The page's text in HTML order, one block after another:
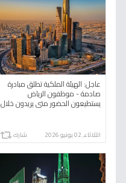
عاجل: الهيئة الملكية تطلق مبادرة
صادمة - موظفون الرياض
يستطيعون الحضور متى يريدون خلال
الثلاثاء, 02 يونيو 2026 شارك